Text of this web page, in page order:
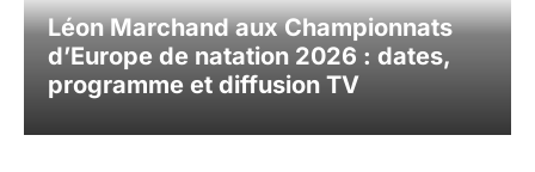
Léon Marchand aux Championnats
d’Europe de natation 2026 : dates,
programme et diffusion TV